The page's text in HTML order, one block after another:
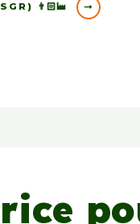
👨🏻‍🏭